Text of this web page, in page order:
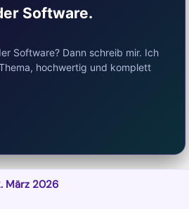
Software.
Software? Dann schreib mir. Ich
hochwertig und komplett
März 2026